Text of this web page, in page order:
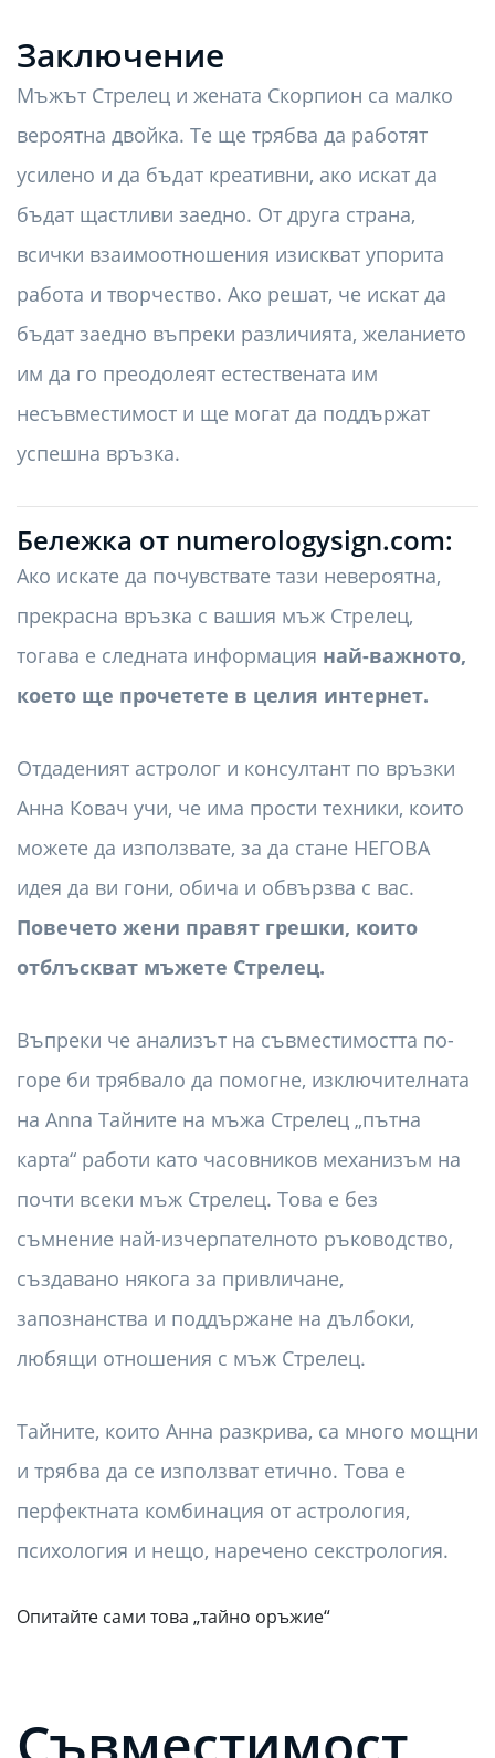
Заключение
Мъжът Стрелец и жената Скорпион са малко
вероятна двойка. Те ще трябва да работят
усилено и да бъдат креативни, ако искат да
бъдат щастливи заедно. От друга страна,
всички взаимоотношения изискват упорита
работа и творчество. Ако решат, че искат да
бъдат заедно въпреки различията, желанието
им да го преодолеят естествената им
несъвместимост и ще могат да поддържат
успешна връзка.
Бележка от numerologysign.com:
Ако искате да почувствате тази невероятна,
прекрасна връзка с вашия мъж Стрелец,
тогава е следната информация най-важното,
което ще прочетете в целия интернет.
Отдаденият астролог и консултант по връзки
Анна Ковач учи, че има прости техники, които
можете да използвате, за да стане НЕГОВА
идея да ви гони, обича и обвързва с вас.
Повечето жени правят грешки, които
отблъскват мъжете Стрелец.
Въпреки че анализът на съвместимостта по-
горе би трябвало да помогне, изключителната
на Anna Тайните на мъжа Стрелец „пътна
карта“ работи като часовников механизъм на
почти всеки мъж Стрелец. Това е без
съмнение най-изчерпателното ръководство,
създавано някога за привличане,
запознанства и поддържане на дълбоки,
любящи отношения с мъж Стрелец.
Тайните, които Анна разкрива, са много мощни
и трябва да се използват етично. Това е
перфектната комбинация от астрология,
психология и нещо, наречено секстрология.
Опитайте сами това „тайно оръжие“